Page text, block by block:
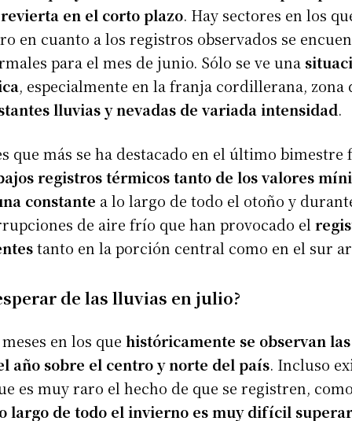
en el corto plazo. Hay sectores en los
en cuanto a los registros observados se
para el mes de junio. Sólo se ve una
, especialmente en la franja cordillerana, zona
lluvias y nevadas de variada intensidad.
que más se ha destacado en el último bimestre
registros térmicos tanto de los valores
constante a lo largo de todo el otoño y
de aire frío que han provocado el
tanto en la porción central como en el sur
de las lluvias en julio?
en los que históricamente se observan
año sobre el centro y norte del país. Incluso
es muy raro el hecho de que se registren,
largo de todo el invierno es muy difícil